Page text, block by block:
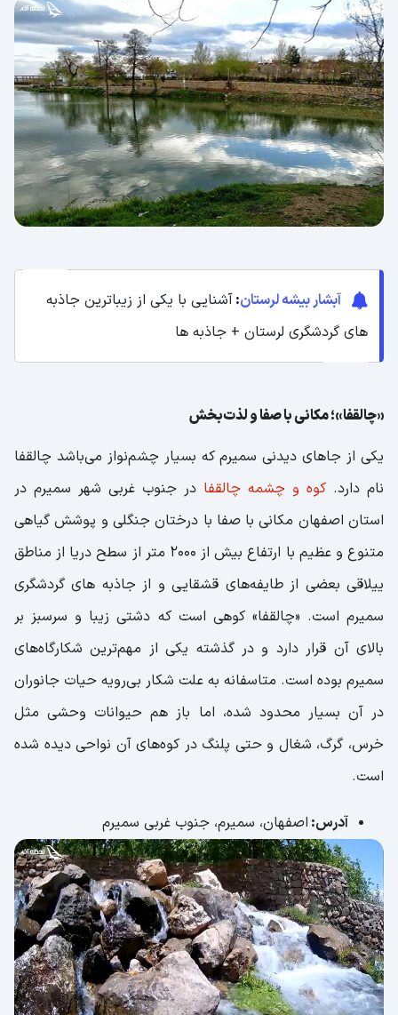
آبشار بیشه لرستان:آشنایی با یکی از زیباترین جاذبه
‌های گردشگری لرستان + جاذبه ها
«چالقفا»؛ مکانی با صفا و لذت‌بخش
یکی از جاهای دیدنی سمیرم که بسیار چشم‌نواز می‌باشد چالقفا
نام دارد. کوه و چشمه چالقفا در جنوب غربی شهر سمیرم در
استان اصفهان مکانی با صفا با درختان جنگلی و پوشش گیاهی
متنوع و عظیم با ارتفاع بیش از 2000 متر از سطح دریا از مناطق
ییلاقی بعضی از طایفه‌های قشقایی و از جاذبه های گردشگری
سمیرم است. «چالقفا» کوهی است که دشتی زیبا و سرسبز بر
بالای آن قرار دارد و در گذشته یکی از مهم‌ترین شکارگاه‌های
سمیرم بوده است. متاسفانه به علت شکار بی‌رویه حیات جانوران
در آن بسیار محدود شده، اما باز هم حیوانات وحشی مثل
خرس، گرگ، شغال و حتی پلنگ در کوه‌های آن نواحی دیده شده
است.
آدرس: اصفهان، سمیرم، جنوب غربی سمیرم